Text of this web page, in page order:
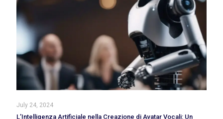
July 24, 2024
L’Intelligenza Artificiale nella Creazione di Avatar Vocali: Un